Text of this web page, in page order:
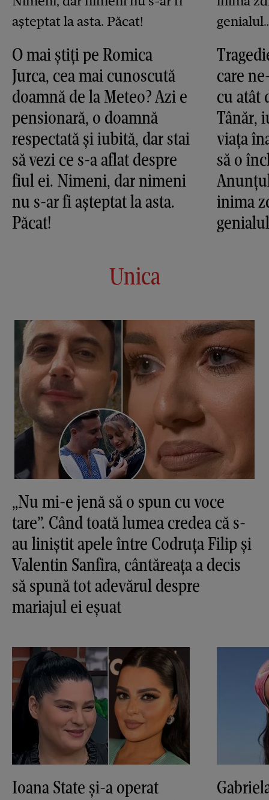
O mai știți pe Romica
Jurca, cea mai cunoscută
doamnă de la Meteo? Azi e
pensionară, o doamnă
respectată și iubită, dar stai
să vezi ce s-a aflat despre
fiul ei. Nimeni, dar nimeni
nu s-ar fi așteptat la asta.
Păcat!
care
cu atât
Tânăr,
viața
să o
inima
Unica
„Nu mi-e jenă să o spun cu voce
tare”. Când toată lumea credea că s-
au liniștit apele între Codruța Filip și
Valentin Sanfira, cântăreața a decis
să spună tot adevărul despre
mariajul ei eșuat
Ioana State și-a operat